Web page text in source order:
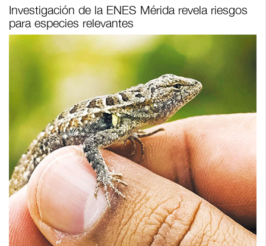
Investigación de la ENES Mérida revela riesgos
para especies relevantes